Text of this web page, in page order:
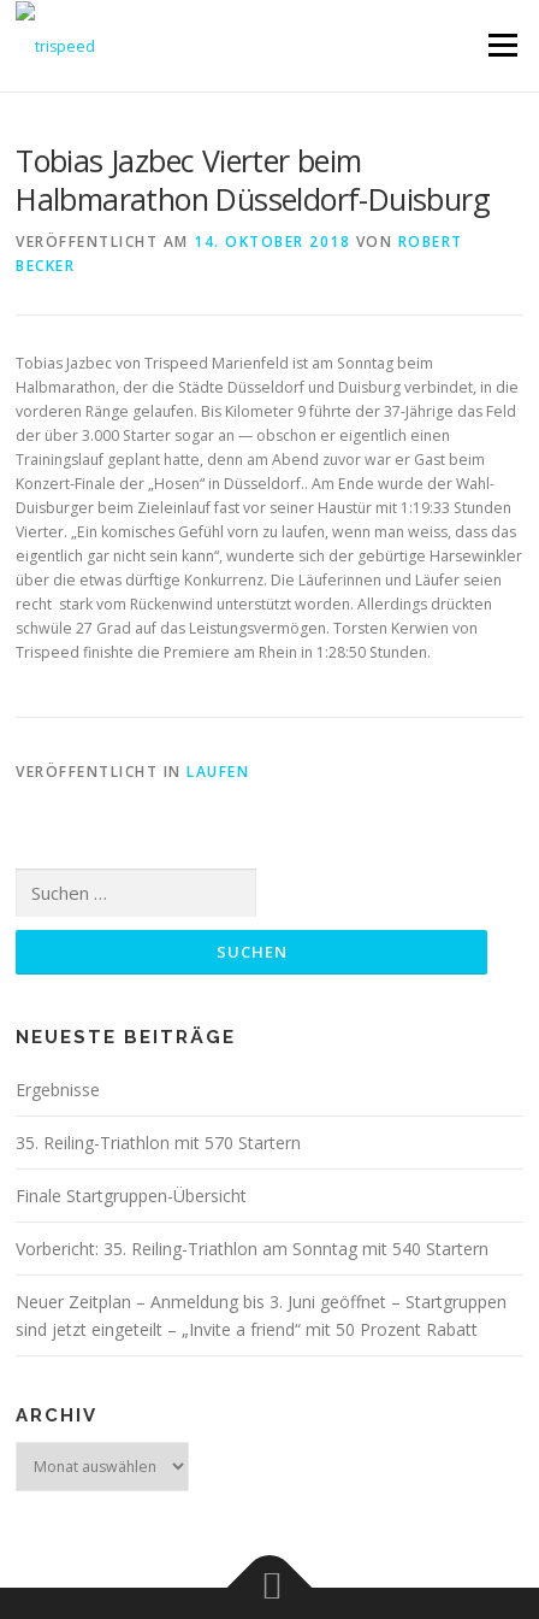
Direkt
Menü
Tobias Jazbec Vierter beim
Halbmarathon Düsseldorf-Duisburg
VERÖFFENTLICHT AM 14. OKTOBER 2018 VON ROBERT
BECKER
Tobias Jazbec von Trispeed Marienfeld ist am Sonntag beim
Halbmarathon, der die Städte Düsseldorf und Duisburg verbindet, in die
vorderen Ränge gelaufen. Bis Kilometer 9 führte der 37-Jährige das Feld
der über 3.000 Starter sogar an — obschon er eigentlich einen
Trainingslauf geplant hatte, denn am Abend zuvor war er Gast beim
Konzert-Finale der „Hosen“ in Düsseldorf.. Am Ende wurde der Wahl-
Duisburger beim Zieleinlauf fast vor seiner Haustür mit 1:19:33 Stunden
Vierter. „Ein komisches Gefühl vorn zu laufen, wenn man weiss, dass das
eigentlich gar nicht sein kann“, wunderte sich der gebürtige Harsewinkler
über die etwas dürftige Konkurrenz. Die Läuferinnen und Läufer seien
recht stark vom Rückenwind unterstützt worden. Allerdings drückten
schwüle 27 Grad auf das Leistungsvermögen. Torsten Kerwien von
Trispeed finishte die Premiere am Rhein in 1:28:50 Stunden.
VERÖFFENTLICHT INLAUFEN
nach:
NEUESTE BEITRÄGE
Ergebnisse
35. Reiling-Triathlon mit 570 Startern
Finale Startgruppen-Übersicht
Vorbericht: 35. Reiling-Triathlon am Sonntag mit 540 Startern
Neuer Zeitplan – Anmeldung bis 3. Juni geöffnet – Startgruppen
sind jetzt eingeteilt – „Invite a friend“ mit 50 Prozent Rabatt
ARCHIV